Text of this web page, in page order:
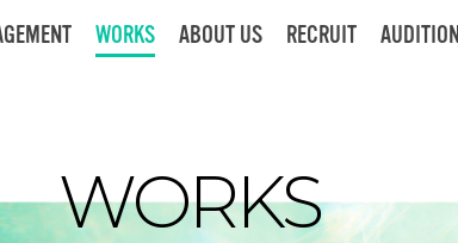
WORKS ABOUT US RECRUIT AUDITION
WORKS